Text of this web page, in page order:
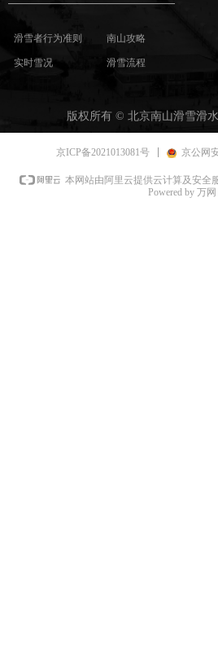
滑雪者行为准则
实时雪况 滑雪流程
南山攻略
版权所有 © 北京南山滑雪滑
京ICP备2021013081号 京公网
本网站由阿里云提供云计算及安全
Powered by 万网